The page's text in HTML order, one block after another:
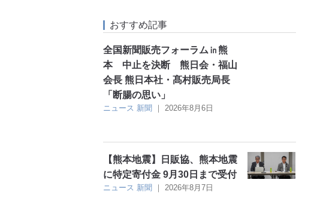
おすすめ記事
全国新聞販売フォーラム㏌熊
本 中止を決断 熊日会・福山
会長 熊日本社・髙村販売局長
「断腸の思い」
ニュース 新聞 ｜ 2026年8月6日
【熊本地震】日販協、熊本地震
に特定寄付金 9月30日まで受付
ニュース 新聞 ｜ 2026年8月7日